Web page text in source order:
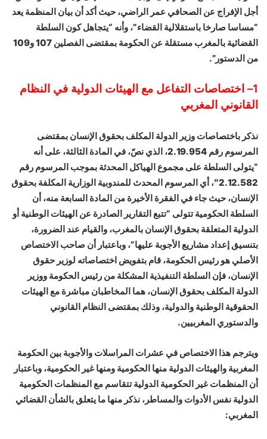
أجل الإفراج عن الصحافي عمر الراضي، حيث أكد أن بيان المنظمة يعد
“مساسا صارخا باستقلالية القضاء”، وأنه “يتجاهل كون السلطة
القضائية بالمغرب مستقلة عن الحكومة بمقتضى الفصلين 107 و109
من الدستور”.
1– اختصاصات التفاعل مع الهيئات الدولية في النظام
القانوني المغربي
نذكر باختصاصات وزير الدولة المكلف بحقوق الإنسان بمقتضى
المرسوم رقم 2.19.954، الذي نصّ، في المادة الثالثة، على أنه
“يتولى السلطة على مجموع الهياكل المحدثة بموجب المرسوم رقم
2.12.582″، أي المرسوم المحدث للمندوبية الوزارية المكلفة بحقوق
الإنسان، حيث جاء في الفقرة الأخيرة من المادة السابعة منه، أن
السلطة الحكومية تتولى “تتبع التقارير الصادرة عن الهيئات الوطنية أو
الدولية المتعلقة بحقوق الإنسان بالمغرب، والقيام عند الضرورة،
بتنسيق إعداد مشاريع الأجوبة عليها”، وباعتبار أن صاحب الاختصاص
الأصلي هو رئيس الحكومة، قام بتفويض اختصاصاته لوزير حقوق
الإنسان، فإن السلطة التنفيذية المشكلة من رئيس الحكومة ووزير
الدولة المكلف بحقوق الإنسان، هما المخاطبان مباشرة مع الهيئات
الحقوقية الوطنية والدولية، وذلك بمقتضى النظام القانوني
والدستوري المغربيين.
ويترجم هذا الاختصاص في عشرات المراسلات والأجوبة بين الحكومة
المغربية والهيئات الدولية منها الحكومية ومنها غير الحكومية، وباعتبار
أن المنظمات غير الحكومية الدولية تتقاسم مع المنظمات الحكومية
الدولية نفس الأدوات والمساطر، نذكر منها ما يتعلق بالشأن القضائي
المغربي: